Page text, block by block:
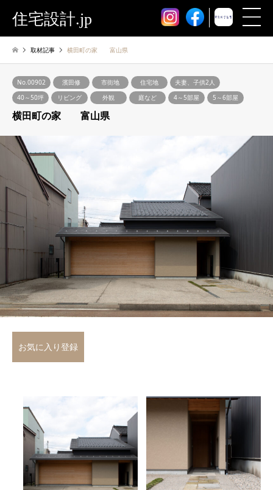
住宅設計.jp
取材記事 横田町の家 富山県
No.00902 濱田修 市街地 住宅地
夫妻、子供2人
40～50坪
リビング 外観 庭など 4～5部屋 5～6部屋
横田町の家 富山県
お気に入り登録